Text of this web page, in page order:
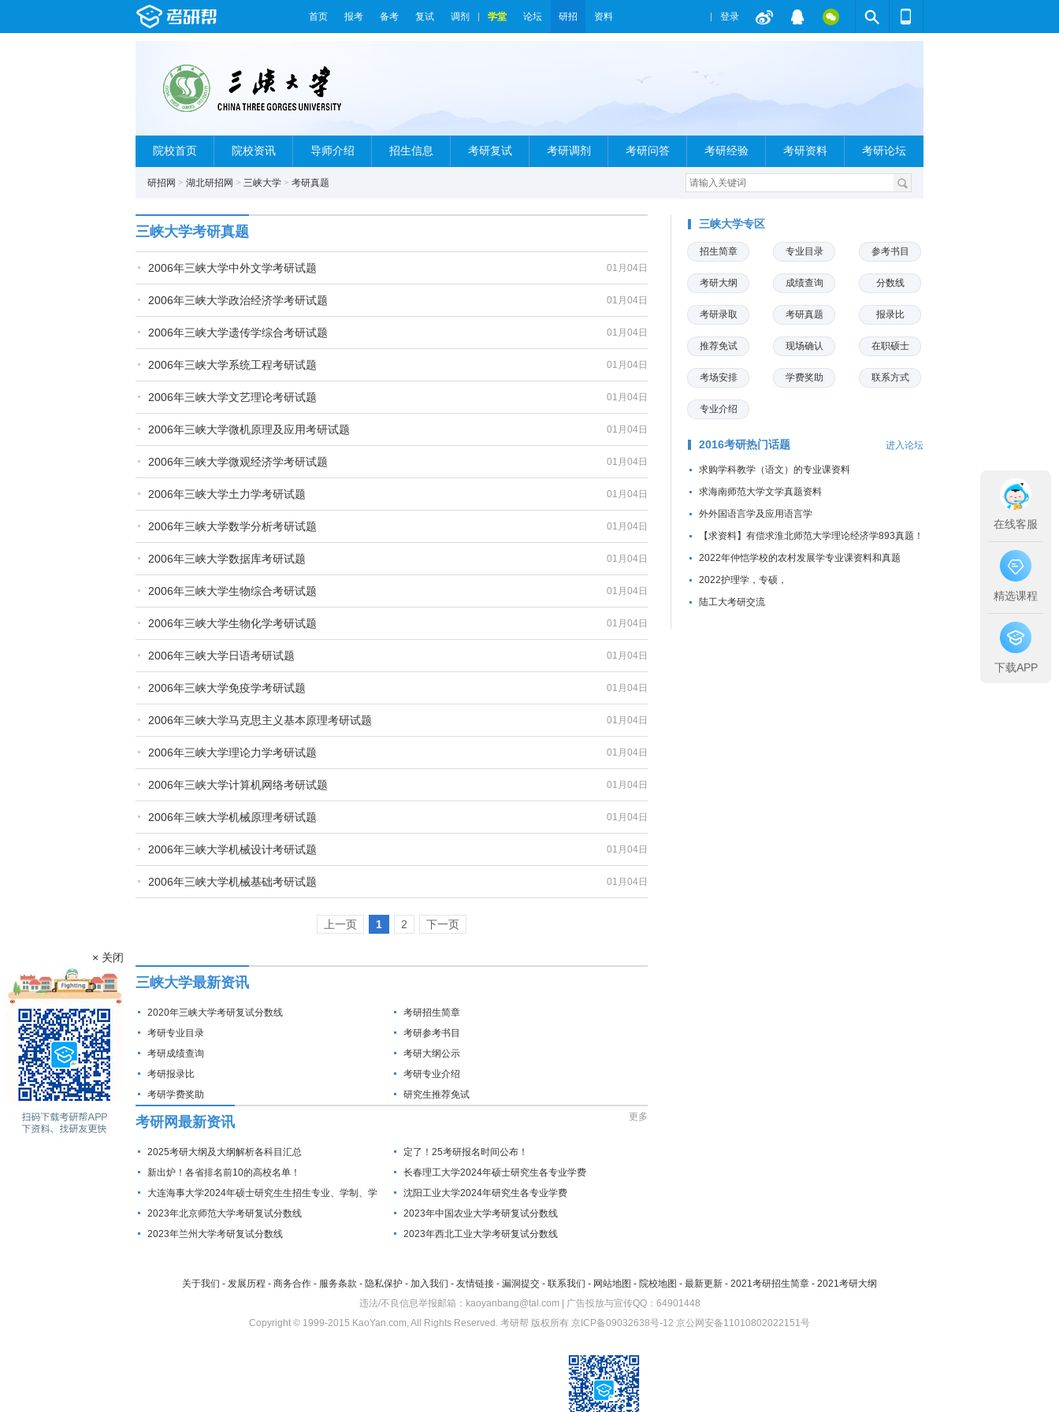
首页 报考 备考 复试 调剂 学堂 论坛 研招 资料 登录
院校首页 院校资讯 导师介绍 招生信息 考研复试 考研调剂 考研问答 考研经验 考研资料 考研论坛
研招网 > 湖北研招网 > 三峡大学 > 考研真题
三峡大学考研真题
01月04日
2006年三峡大学中外文学考研试题
01月04日
2006年三峡大学政治经济学考研试题
01月04日
2006年三峡大学遗传学综合考研试题
01月04日
2006年三峡大学系统工程考研试题
01月04日
2006年三峡大学文艺理论考研试题
01月04日
2006年三峡大学微机原理及应用考研试题
01月04日
2006年三峡大学微观经济学考研试题
01月04日
2006年三峡大学土力学考研试题
01月04日
2006年三峡大学数学分析考研试题
01月04日
2006年三峡大学数据库考研试题
01月04日
2006年三峡大学生物综合考研试题
01月04日
2006年三峡大学生物化学考研试题
01月04日
2006年三峡大学日语考研试题
01月04日
2006年三峡大学免疫学考研试题
01月04日
2006年三峡大学马克思主义基本原理考研试题
01月04日
2006年三峡大学理论力学考研试题
01月04日
2006年三峡大学计算机网络考研试题
01月04日
2006年三峡大学机械原理考研试题
01月04日
2006年三峡大学机械设计考研试题
01月04日
2006年三峡大学机械基础考研试题
上一页 1 2 下一页
三峡大学最新资讯
2020年三峡大学考研复试分数线
考研招生简章
考研专业目录
考研参考书目
考研成绩查询
考研大纲公示
考研报录比
考研专业介绍
考研学费奖助
研究生推荐免试
考研网最新资讯 更多
2025考研大纲及大纲解析各科目汇总
定了！25考研报名时间公布！
新出炉！各省排名前10的高校名单！
长春理工大学2024年硕士研究生各专业学费
大连海事大学2024年硕士研究生生招生专业、学制、学
费标准及拟招生人数
沈阳工业大学2024年研究生各专业学费
2023年北京师范大学考研复试分数线
2023年中国农业大学考研复试分数线
2023年兰州大学考研复试分数线
2023年西北工业大学考研复试分数线
三峡大学专区
招生简章 专业目录 参考书目
考研大纲 成绩查询 分数线
考研录取 考研真题 报录比
推荐免试 现场确认 在职硕士
考场安排 学费奖助 联系方式
专业介绍
2016考研热门话题 进入论坛
求购学科教学（语文）的专业课资料
求海南师范大学文学真题资料
外外国语言学及应用语言学
【求资料】有偿求淮北师范大学理论经济学893真题！
2022年仲恺学校的农村发展学专业课资料和真题
2022护理学，专硕，
陆工大考研交流
关于我们 - 发展历程 - 商务合作 - 服务条款 - 隐私保护 - 加入我们 - 友情链接 - 漏洞提交 - 联系我们 - 网站地图 - 院校地图 - 最新更新 - 2021考研招生简章 - 2021考研大纲
违法/不良信息举报邮箱：kaoyanbang@tal.com | 广告投放与宣传QQ：64901448
Copyright © 1999-2015 KaoYan.com, All Rights Reserved. 考研帮 版权所有 京ICP备09032638号-12 京公网安备11010802022151号
× 关闭
在线客服
精选课程
下载APP